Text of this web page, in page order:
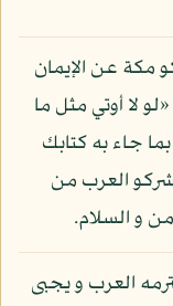
مكة عن الإيمان
لا أوتي مثل ما
جاء به كتابك
العرب من
و السلام.
العرب و يجبى